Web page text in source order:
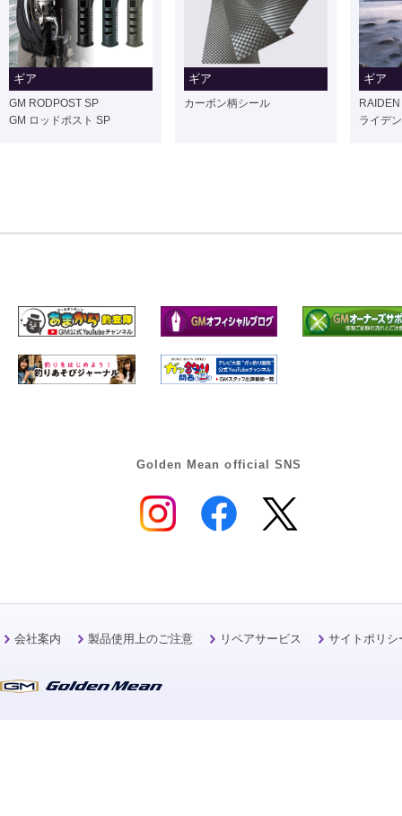
ギア
GM RODPOST SP
GM ロッドポスト SP
ギア
カーボン柄シール
ギア
ライデ
Golden Mean official SNS
会社案内 製品使用上のご注意 リペアサービス サイトポリシ